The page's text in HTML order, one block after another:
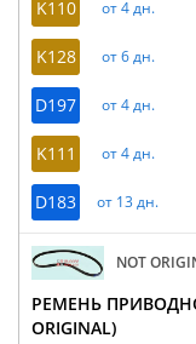
K110
от 4 дн.
K128 от 6 дн.
D197 от 4 дн.
K111 от 4 дн.
D183 от 13 дн.
NOT
РЕМЕНЬ
ORIGINAL)